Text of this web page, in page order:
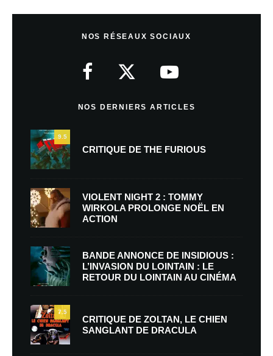
NOS RÉSEAUX SOCIAUX
NOS DERNIERS ARTICLES
9.5
CRITIQUE DE THE FURIOUS
VIOLENT NIGHT 2 : TOMMY
WIRKOLA PROLONGE NOËL EN
ACTION
BANDE ANNONCE DE INSIDIOUS :
L’INVASION DU LOINTAIN : LE
RETOUR DU LOINTAIN AU CINÉMA
7.5
CRITIQUE DE ZOLTAN, LE CHIEN
SANGLANT DE DRACULA